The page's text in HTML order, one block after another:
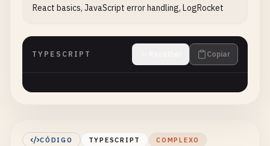
React basics, JavaScript error handling, LogRocket
TYPESCRIPT Copiar
CÓDIGO TYPESCRIPT COMPLEXO